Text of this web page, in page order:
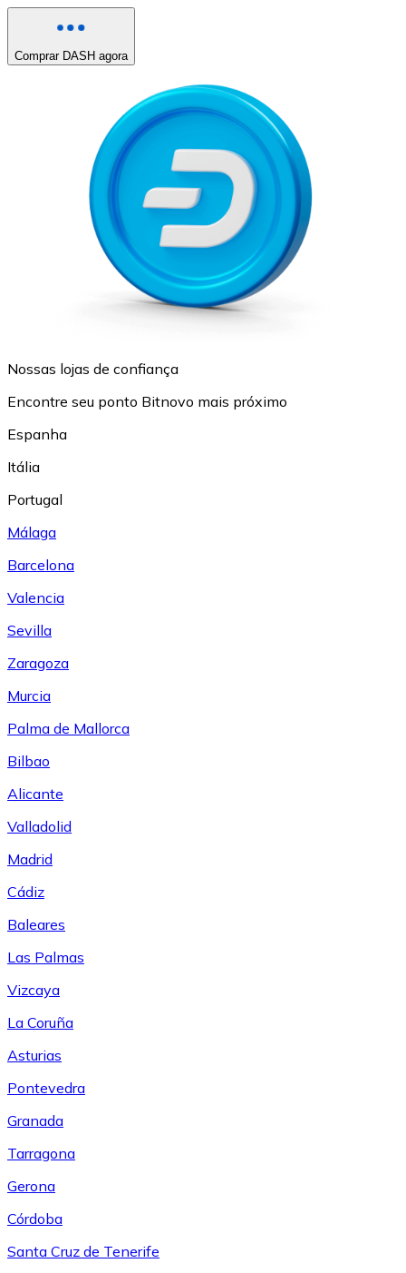
Comprar DASH agora
Nossas lojas de confiança
Encontre seu ponto Bitnovo mais próximo
Espanha
Itália
Portugal
Málaga
Barcelona
Valencia
Sevilla
Zaragoza
Murcia
Palma de Mallorca
Bilbao
Alicante
Valladolid
Madrid
Cádiz
Baleares
Las Palmas
Vizcaya
La Coruña
Asturias
Pontevedra
Granada
Tarragona
Gerona
Córdoba
Santa Cruz de Tenerife